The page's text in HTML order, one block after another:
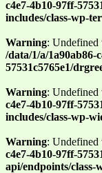
c4e7-4b10-97ff-
includes/class-wp-
Warning:
/data/1/a/1a90ab86-
57531c5765e1/
Warning:
c4e7-4b10-97ff-
includes/class-wp-
Warning:
c4e7-4b10-97ff-
api/endpoints/class-